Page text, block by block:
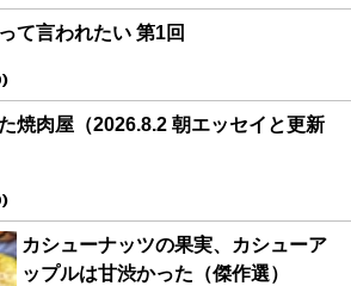
て言われたい 第1回
焼肉屋（2026.8.2 朝エッセイと更新
カシューナッツの果実、カシューア
ップルは甘渋かった（傑作選）